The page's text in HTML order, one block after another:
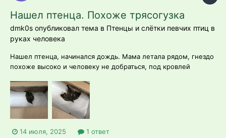
Нашел птенца. Похоже трясогузка
dmk0s опубликовал тема в Птенцы и слётки певчих птиц в
руках человека
Нашел птенца, начинался дождь. Мама летала рядом, гнездо
похоже высоко и человеку не добраться, под кровлей
пропал, позже нашел его за железным ящиком. После дождя
очень ослаб и замерз, не двигается только дышит глаза и рот
не открывает. Есть...
14 июля, 2025 1 ответ